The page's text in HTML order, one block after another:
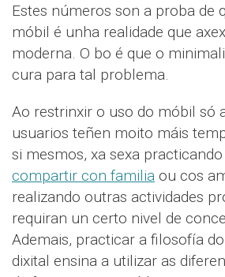
Estes números son a proba de
móbil é unha realidade que
moderna. O bo é que o
cura para tal problema.
Ao restrinxir o uso do móbil só
usuarios teñen moito máis
si mesmos, xa sexa
compartir con familia ou cos
realizando outras actividades
requiran un certo nivel de
Ademais, practicar a filosofía
dixital ensina a utilizar as